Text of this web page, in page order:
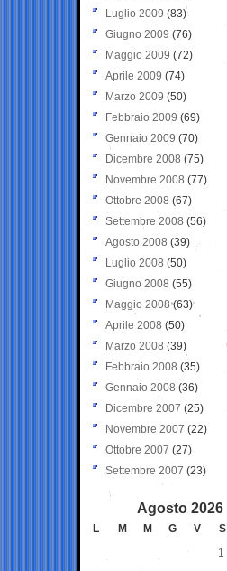
Luglio 2009 (83)
Giugno 2009 (76)
Maggio 2009 (72)
Aprile 2009 (74)
Marzo 2009 (50)
Febbraio 2009 (69)
Gennaio 2009 (70)
Dicembre 2008 (75)
Novembre 2008 (77)
Ottobre 2008 (67)
Settembre 2008 (56)
Agosto 2008 (39)
Luglio 2008 (50)
Giugno 2008 (55)
Maggio 2008(63)
Aprile 2008 (50)
Marzo 2008 (39)
Febbraio 2008 (35)
Gennaio 2008 (36)
Dicembre 2007 (25)
Novembre 2007 (22)
Ottobre 2007 (27)
Settembre 2007 (23)
Agosto 2026
L M M G V S
1